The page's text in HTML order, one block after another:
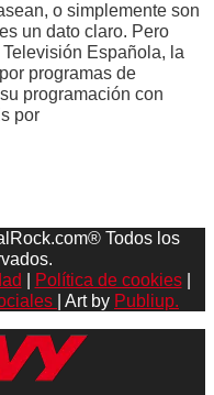
o simplemente son
un dato claro. Pero
Española, la
programas de
programación con
por
Todos los
Política de cookies|
| Art by Publiup.